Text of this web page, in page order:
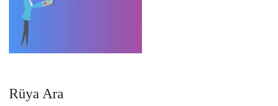
Rüya Ara